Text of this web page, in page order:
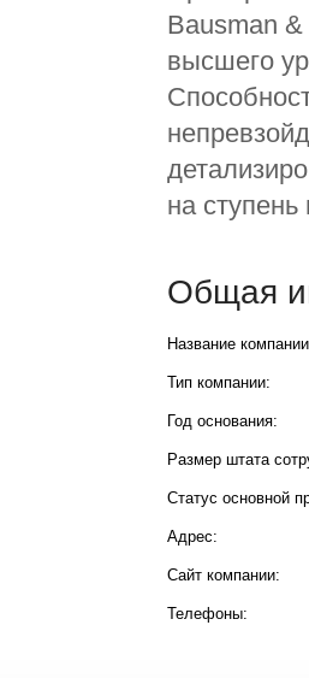
Bausman &
высшего
на
Общая
Название
Тип компании:
Год основания:
Размер штата
Статус основной
Адрес:
Сайт компании:
Телефоны: